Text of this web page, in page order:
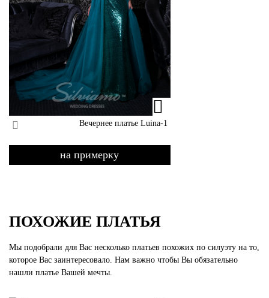
Вечернее платье Luina-1
на примерку
ПОХОЖИЕ ПЛАТЬЯ
Мы подобрали для Вас несколько платьев похожих по силуэту на то,
которое Вас заинтересовало. Нам важно чтобы Вы обязательно
нашли платье Вашей мечты.